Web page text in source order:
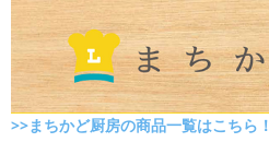
>>まちかど厨房の商品一覧はこちら！